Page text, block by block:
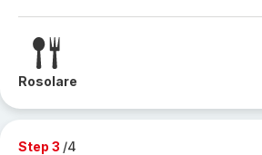
Rosolare
Step 3 /4